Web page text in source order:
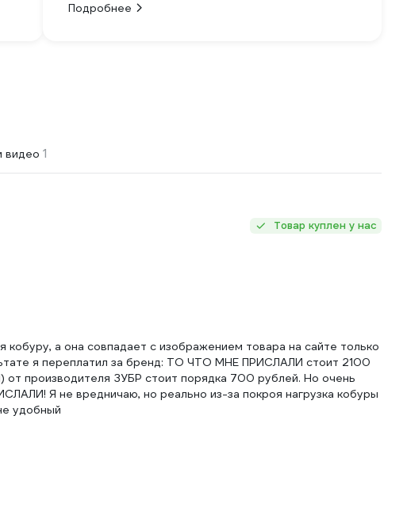
Подробнее
видео 1
Товар куплен у нас
а она совпадает с изображением товара на сайте только
я переплатил за бренд: ТО ЧТО МНЕ ПРИСЛАЛИ стоит 2100
производителя ЗУБР стоит порядка 700 рублей. Но очень
Я не вредничаю, но реально из-за покроя нагрузка кобуры
удобный